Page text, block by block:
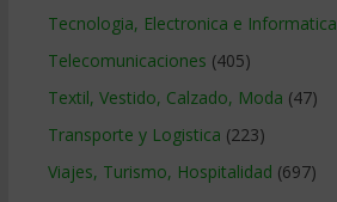
Tecnologia, Electronica e Informatica
Telecomunicaciones (405)
Textil, Vestido, Calzado, Moda (47)
Transporte y Logistica (223)
Viajes, Turismo, Hospitalidad (697)